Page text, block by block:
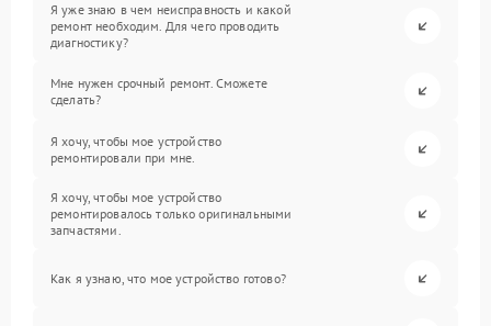
Я уже знаю в чем неисправность и какой
ремонт необходим. Для чего проводить
диагностику?
Мне нужен срочный ремонт. Сможете
сделать?
Я хочу, чтобы мое устройство
ремонтировали при мне.
Я хочу, чтобы мое устройство
ремонтировалось только оригинальными
запчастями.
Как я узнаю, что мое устройство готово?